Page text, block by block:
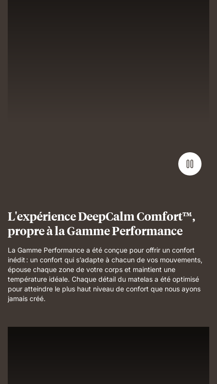
L'expérience DeepCalm Comfort™,
propre à la Gamme Performance
La Gamme Performance a été conçue pour offrir un confort
inédit : un confort qui s’adapte à chacun de vos mouvements,
épouse chaque zone de votre corps et maintient une
température idéale. Chaque détail du matelas a été optimisé
pour atteindre le plus haut niveau de confort que nous ayons
jamais créé.